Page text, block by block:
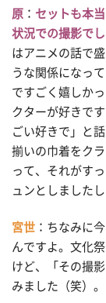
原 ： セットも本
状況での撮影でし
はアニメの話で
うな関係になっ
ですごく嬉しか
クターが好きで
ごい好きで」と
揃いの巾着をク
って、それがす
ュンとしました
宮世 ：ちなみに
んですよ。文化
けど、「その撮
みました（笑）。